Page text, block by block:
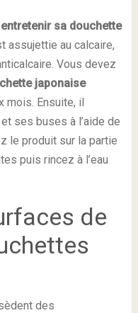
entretenir sa douchette
assujettie au calcaire,
Vous devez
japonaise
mois. Ensuite, il
ses buses à l’aide de
le produit sur la partie
puis rincez à l’eau
de
des